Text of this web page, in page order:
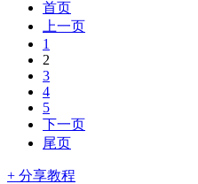
首页
上一页
1
2
3
4
5
下一页
尾页
+ 分享教程